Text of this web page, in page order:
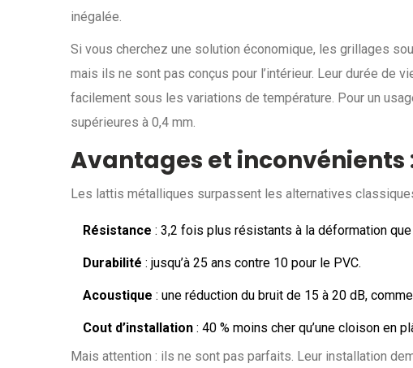
inégalée.
Si vous cherchez une solution économique, les grillages
mais ils ne sont pas conçus pour l’intérieur. Leur durée de
facilement sous les variations de température. Pour un
supérieures à 0,4 mm.
Avantages et inconvénients
Les lattis métalliques surpassent les alternatives
Résistance : 3,2 fois plus résistants à la déformation
Durabilité : jusqu’à 25 ans contre 10 pour le PVC.
Acoustique : une réduction du bruit de 15 à 20 dB, comme
Cout d’installation : 40 % moins cher qu’une cloison en
Mais attention : ils ne sont pas parfaits. Leur installation